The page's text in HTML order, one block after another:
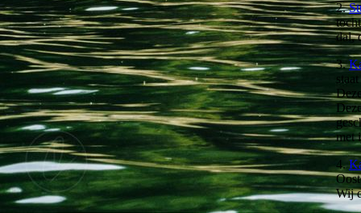
2.
dal,
3.
met
4.
Wij